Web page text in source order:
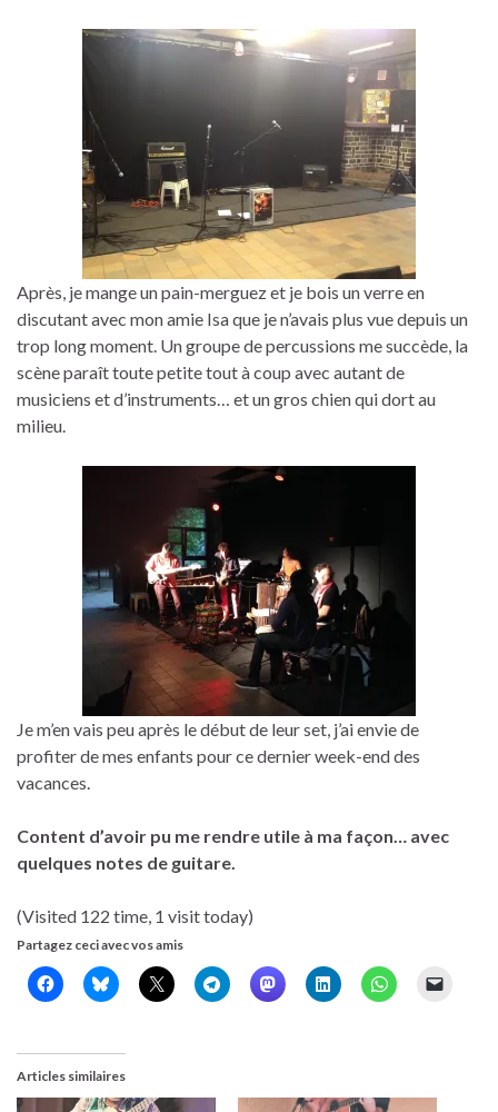
Après, je mange un pain-merguez et je bois un verre en
discutant avec mon amie Isa que je n’avais plus vue depuis un
trop long moment. Un groupe de percussions me succède, la
scène paraît toute petite tout à coup avec autant de
musiciens et d’instruments… et un gros chien qui dort au
milieu.
Je m’en vais peu après le début de leur set, j’ai envie de
profiter de mes enfants pour ce dernier week-end des
vacances.
Content d’avoir pu me rendre utile à ma façon… avec
quelques notes de guitare.
(Visited 122 time, 1 visit today)
Partagez ceci avec vos amis
Articles similaires